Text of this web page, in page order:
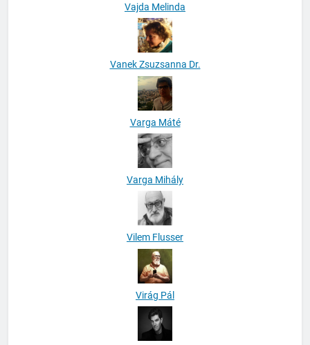
Vajda Melinda
Vanek Zsuzsanna Dr.
Varga Máté
Varga Mihály
Vilem Flusser
Virág Pál